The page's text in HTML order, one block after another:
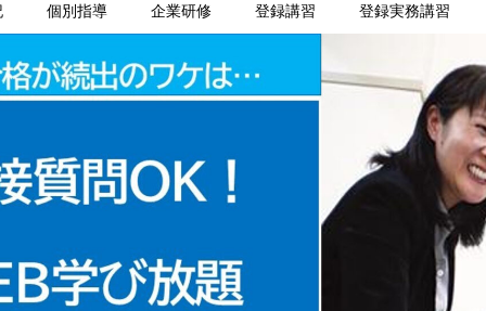
個別指導 企業研修 登録講習 登録実務講習